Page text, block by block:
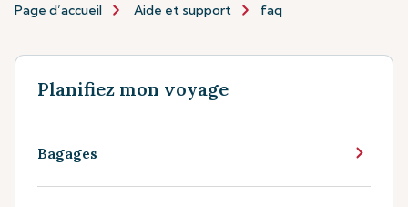
Page d’accueil Aide et support faq
Planifiez mon voyage
Bagages